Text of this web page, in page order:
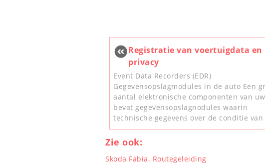
Registratie van voertuigdata en
privacy
Event Data Recorders (EDR)
Gegevensopslagmodules in de auto Een
aantal elektronische componenten van
bevat gegevensopslagnodules waarin
technische gegevens over de conditie van
Zie ook:
Skoda Fabia. Routegeleiding